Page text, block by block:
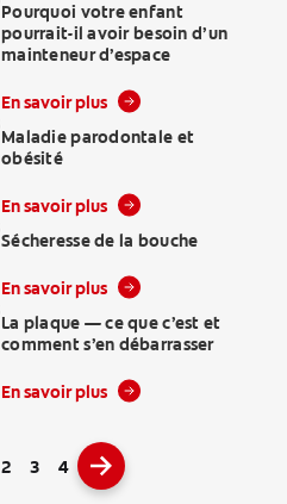
POUR LES PATIENTS
SE CONNECTER
PARAMÈTRES DU COMPTE
Pourquoi votre enfant
pourrait-il avoir besoin d’un
mainteneur d’espace
En savoir plus
Maladie parodontale et
obésité
En savoir plus
Sécheresse de la bouche
En savoir plus
La plaque — ce que c’est et
comment s’en débarrasser
En savoir plus
2 3 4